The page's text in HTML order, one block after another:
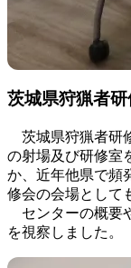
茨城県狩猟者研
茨城県狩猟者研
の射場及び研修室
か、近年他県で頻
修会の会場として
センターの概要
を視察しました。